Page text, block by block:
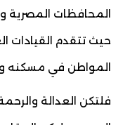
المحافظات
حيث تتقدم القيادات
المواطن في مسكنه
فلتكن العدالة